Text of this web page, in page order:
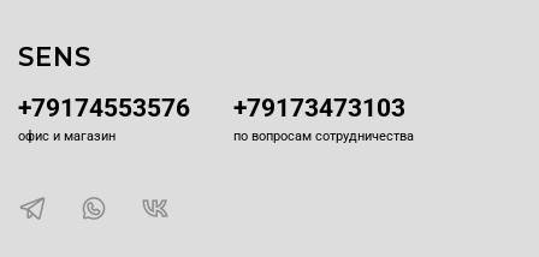
+79174553576
офис и магазин
+79173473103
по вопросам сотрудничества
SENS